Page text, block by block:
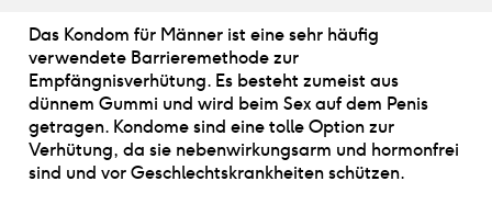
Das Kondom für Männer ist eine sehr häufig
verwendete Barrieremethode zur
Empfängnisverhütung. Es besteht zumeist aus
dünnem Gummi und wird beim Sex auf dem Penis
getragen. Kondome sind eine tolle Option zur
Verhütung, da sie nebenwirkungsarm und hormonfrei
sind und vor Geschlechtskrankheiten schützen.